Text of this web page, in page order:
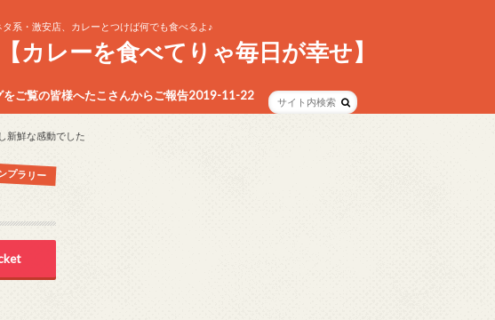
系・激安店、カレーとつけば何でも食べるよ♪
レーを食べてりゃ毎日が幸せ】
をご覧の皆様へたこさんからご報告2019-11-22
新鮮な感動でした
プラリー